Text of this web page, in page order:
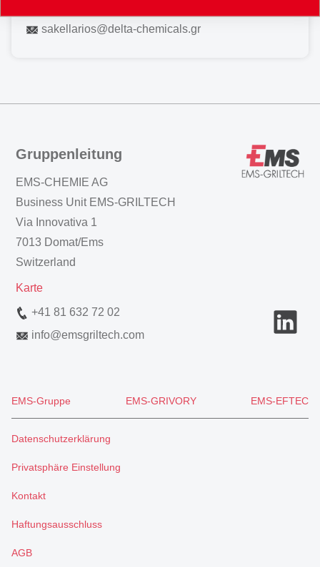
sakellarios@delta-chemicals.gr
Gruppenleitung
EMS-CHEMIE AG
Business Unit EMS-GRILTECH
Via Innovativa 1
7013 Domat/Ems
Switzerland
Karte
+41 81 632 72 02
info@emsgriltech.com
EMS-Gruppe EMS-GRIVORY EMS-EFTEC
Datenschutzerklärung
Privatsphäre Einstellung
Kontakt
Haftungsausschluss
AGB